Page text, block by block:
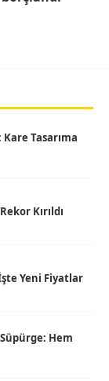
Tasarıma
Kırıldı
Yeni Fiyatlar
Hem